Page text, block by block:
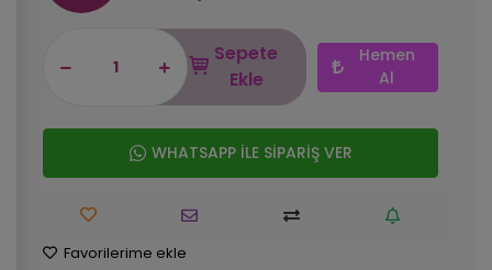
Sepete
Ekle
Hemen
Al
WHATSAPP İLE SİPARİŞ VER
Favorilerime ekle